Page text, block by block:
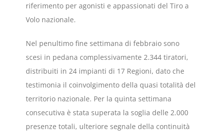
riferimento per agonisti e appassionati del Tiro a
Volo nazionale.
Nel penultimo fine settimana di febbraio sono
scesi in pedana complessivamente 2.344 tiratori,
distribuiti in 24 impianti di 17 Regioni, dato che
testimonia il coinvolgimento della quasi totalità del
territorio nazionale. Per la quinta settimana
consecutiva è stata superata la soglia delle 2.000
presenze totali, ulteriore segnale della continuità